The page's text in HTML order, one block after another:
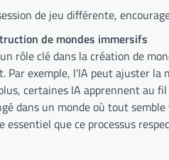
de jeu différente,
de mondes immersifs
rôle clé dans la création de
Par exemple, l’IA peut ajuster
certaines IA apprennent au
dans un monde où tout
essentiel que ce processus